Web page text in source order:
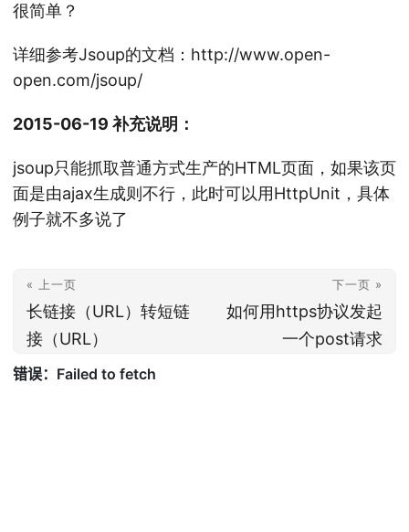
很简单？
详细参考Jsoup的文档：http://www.open-
open.com/jsoup/
2015-06-19 补充说明：
jsoup只能抓取普通方式生产的HTML页面，如果该页
面是由ajax生成则不行，此时可以用HttpUnit，具体
例子就不多说了
« 上一页
长链接（URL）转短链
接（URL）
下一页 »
如何用https协议发起
一个post请求